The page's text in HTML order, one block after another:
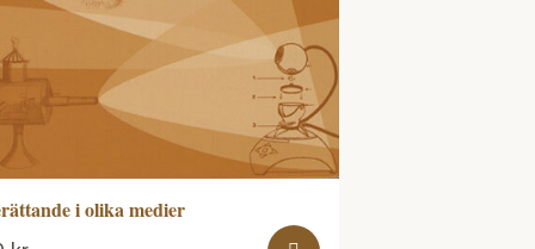
i olika medier